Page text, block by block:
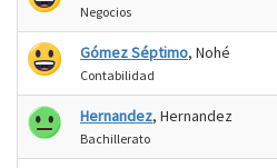
Negocios
Gómez Séptimo, Nohé
Contabilidad
Hernandez, Hernandez
Bachillerato